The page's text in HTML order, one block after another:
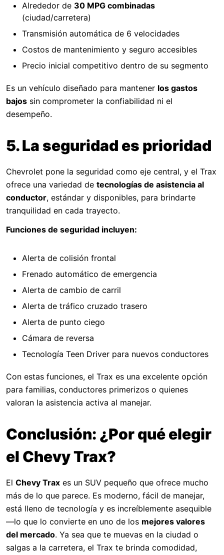
Alrededor de 30 MPG combinadas
(ciudad/carretera)
Transmisión automática de 6 velocidades
Costos de mantenimiento y seguro accesibles
Precio inicial competitivo dentro de su segmento
Es un vehículo diseñado para mantener los gastos
bajos sin comprometer la confiabilidad ni el
desempeño.
5. La seguridad es prioridad
Chevrolet pone la seguridad como eje central, y el Trax
ofrece una variedad de tecnologías de asistencia al
conductor, estándar y disponibles, para brindarte
tranquilidad en cada trayecto.
Funciones de seguridad incluyen:
Alerta de colisión frontal
Frenado automático de emergencia
Alerta de cambio de carril
Alerta de tráfico cruzado trasero
Alerta de punto ciego
Cámara de reversa
Tecnología Teen Driver para nuevos conductores
Con estas funciones, el Trax es una excelente opción
para familias, conductores primerizos o quienes
valoran la asistencia activa al manejar.
Conclusión: ¿Por qué elegir
el Chevy Trax?
El Chevy Trax es un SUV pequeño que ofrece mucho
más de lo que parece. Es moderno, fácil de manejar,
está lleno de tecnología y es increíblemente asequible
—lo que lo convierte en uno de los mejores valores
del mercado. Ya sea que te muevas en la ciudad o
salgas a la carretera, el Trax te brinda comodidad,